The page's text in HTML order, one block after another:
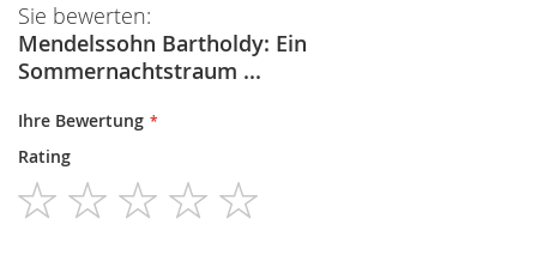
Sie bewerten:
Mendelssohn Bartholdy: Ein
Sommernachtstraum ...
Ihre Bewertung
Rating
1
star
2
stars
3
stars
4
stars